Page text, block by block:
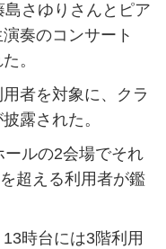
さゆりさんとピア
奏のコンサート
。
者を対象に、クラ
露された。
ルの2会場でそれ
超える利用者が鑑
時台には3階利用